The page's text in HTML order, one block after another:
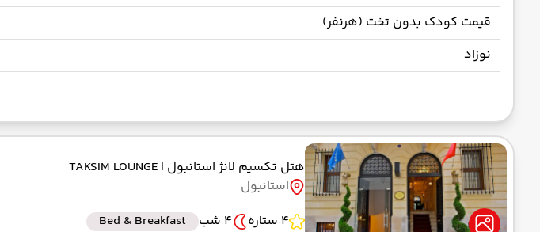
قیمت کودک بدون تخت (هرنفر)
نوزاد
هتل تکسیم لانژ استانبول | TAKSIM LOUNGE
استانبول
4 ستاره
4 شب Bed & Breakfast